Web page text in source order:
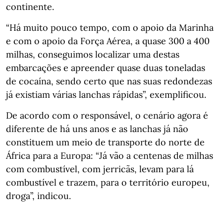
continente.
“Há muito pouco tempo, com o apoio da Marinha
e com o apoio da Força Aérea, a quase 300 a 400
milhas, conseguimos localizar uma destas
embarcações e apreender quase duas toneladas
de cocaína, sendo certo que nas suas redondezas
já existiam várias lanchas rápidas”, exemplificou.
De acordo com o responsável, o cenário agora é
diferente de há uns anos e as lanchas já não
constituem um meio de transporte do norte de
África para a Europa: “Já vão a centenas de milhas
com combustível, com jerricãs, levam para lá
combustível e trazem, para o território europeu,
droga”, indicou.